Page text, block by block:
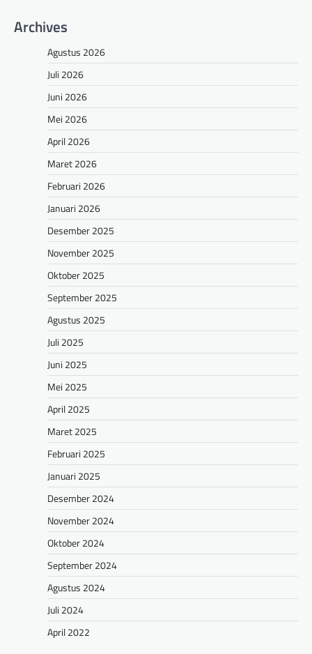
Archives
Agustus 2026
Juli 2026
Juni 2026
Mei 2026
April 2026
Maret 2026
Februari 2026
Januari 2026
Desember 2025
November 2025
Oktober 2025
September 2025
Agustus 2025
Juli 2025
Juni 2025
Mei 2025
April 2025
Maret 2025
Februari 2025
Januari 2025
Desember 2024
November 2024
Oktober 2024
September 2024
Agustus 2024
Juli 2024
April 2022